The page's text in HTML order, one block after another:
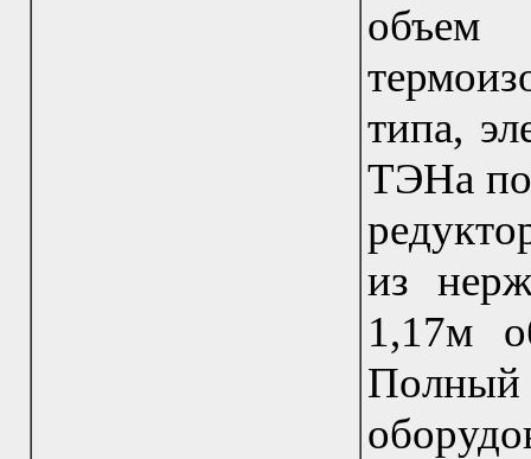
типа,
ТЭНа по
из
1,17м
Полный